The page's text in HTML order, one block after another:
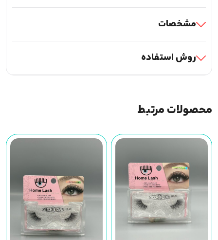
مشخصات
روش استفاده
محصولات مرتبط